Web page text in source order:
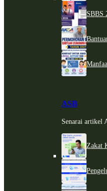
SBBS
ASB
Senarai artikel
Zakat